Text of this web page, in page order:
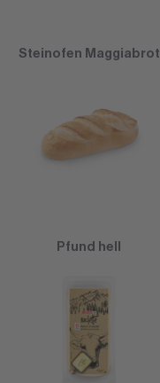
Steinofen Maggiabrot
Pfund hell